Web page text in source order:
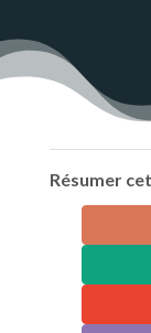
Résumer